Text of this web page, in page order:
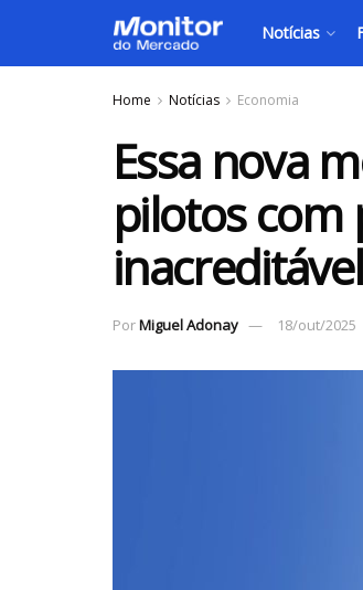
Notícias
Home Notícias Economia
Essa nova
pilotos com
inacreditável
PorMiguel Adonay 18/out/2025